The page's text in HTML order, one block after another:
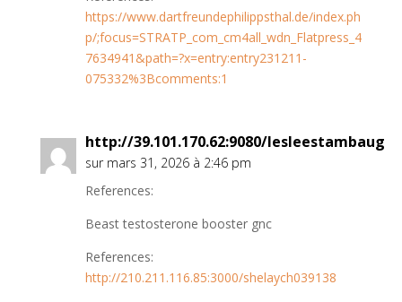
https://www.dartfreundephilippsthal.de/index.ph
p/;focus=STRATP_com_cm4all_wdn_Flatpress_4
7634941&path=?x=entry:entry231211-
075332%3Bcomments:1
http://39.101.170.62:9080/lesleestambaug
sur mars 31, 2026 à 2:46 pm
References:
Beast testosterone booster gnc
References:
http://210.211.116.85:3000/shelaych039138